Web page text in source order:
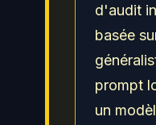
d'audit
basée
prompt
un